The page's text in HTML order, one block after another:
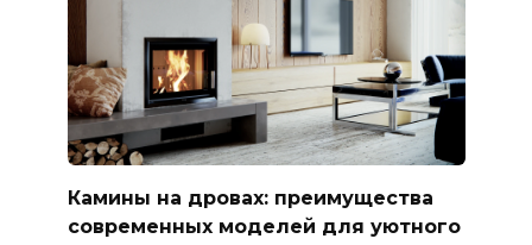
Камины на дровах: преимущества
современных моделей для уютного